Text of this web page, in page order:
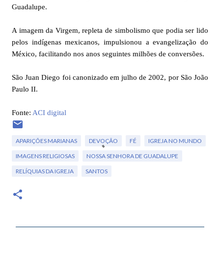
Guadalupe.
A imagem da Virgem, repleta de simbolismo que podia ser lido
pelos indígenas mexicanos, impulsionou a evangelização do
México, facilitando nos anos seguintes milhões de conversões.
São Juan Diego foi canonizado em julho de 2002, por São João
Paulo II.
Fonte: ACI digital
APARIÇÕES MARIANAS DEVOÇÃO FÉ IGREJA NO MUNDO
IMAGENS RELIGIOSAS NOSSA SENHORA DE GUADALUPE
RELÍQUIAS DA IGREJA SANTOS